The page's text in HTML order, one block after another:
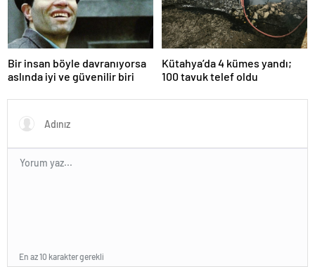
Bir insan böyle davranıyorsa
aslında iyi ve güvenilir biri
Kütahya’da 4 kümes yandı;
100 tavuk telef oldu
En az 10 karakter gerekli